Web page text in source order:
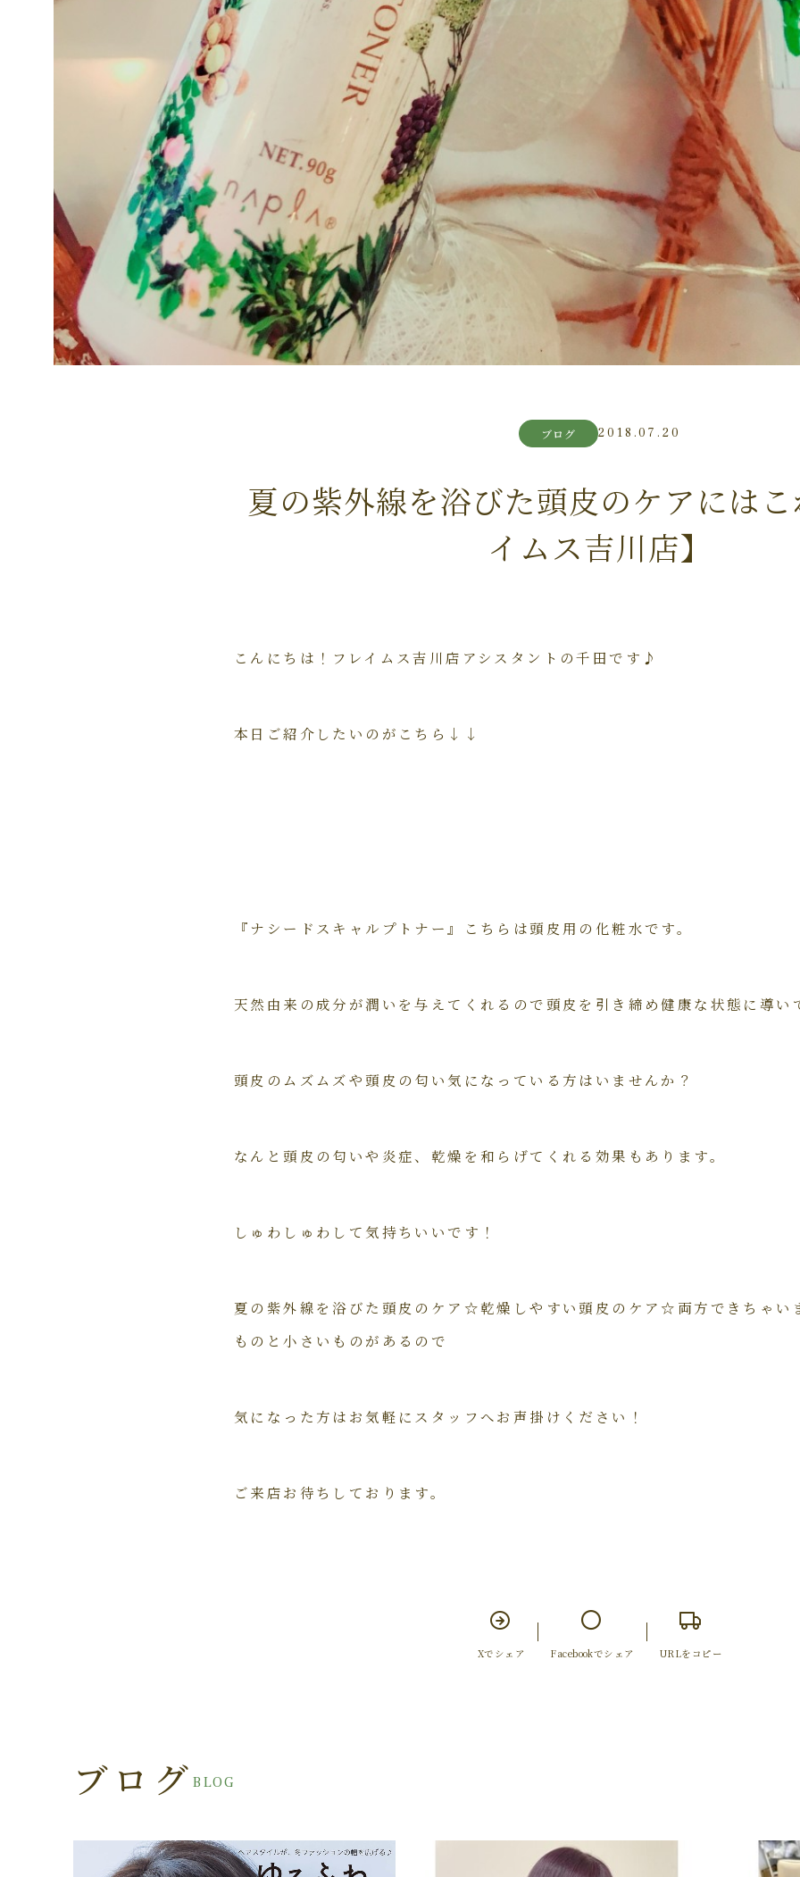
ブログ 2018.07.20
夏の紫外線を浴びた頭皮のケアには
イムス吉川店】
こんにちは！フレイムス吉川店アシスタントの千田です♪
本日ご紹介したいのがこちら↓↓
『ナシードスキャルプトナー』こちらは頭皮用の化粧水です。
天然由来の成分が潤いを与えてくれるので頭皮を引き締め健康な状態に導い
頭皮のムズムズや頭皮の匂い気になっている方はいませんか？
なんと頭皮の匂いや炎症、乾燥を和らげてくれる効果もあります。
しゅわしゅわして気持ちいいです！
夏の紫外線を浴びた頭皮のケア☆乾燥しやすい頭皮のケア☆両方できちゃい
ものと小さいものがあるので
気になった方はお気軽にスタッフへお声掛けください！
ご来店お待ちしております。
Xでシェア Facebookでシェア URLをコピー
BLOG
ブログ